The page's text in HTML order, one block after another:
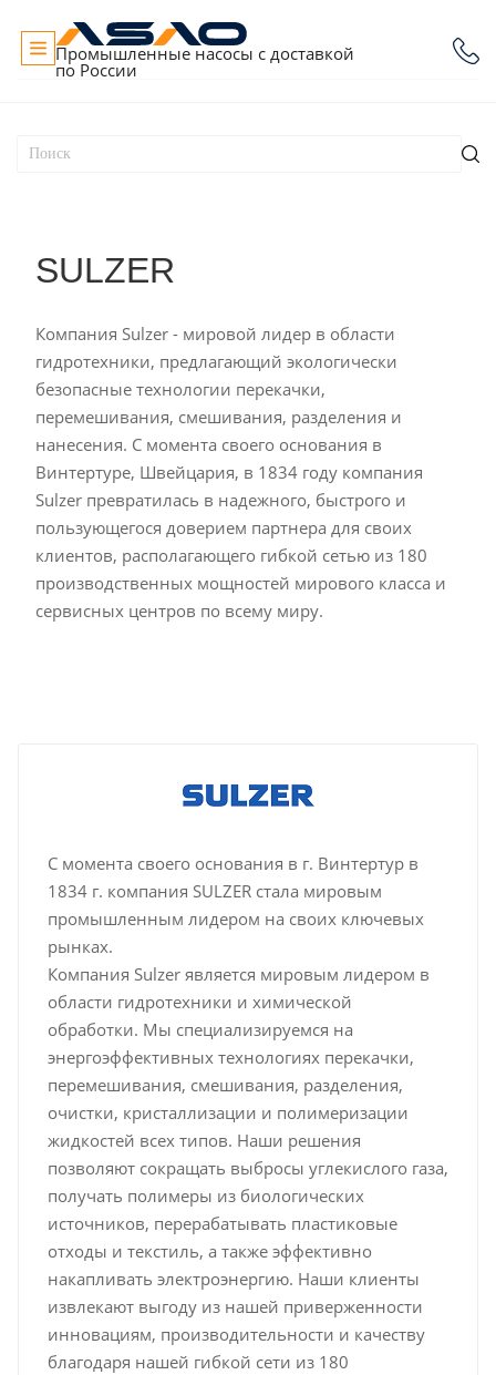
Промышленные насосы с доставкой
по России
SULZER
Компания Sulzer - мировой лидер в области
гидротехники, предлагающий экологически
безопасные технологии перекачки,
перемешивания, смешивания, разделения и
нанесения. С момента своего основания в
Винтертуре, Швейцария, в 1834 году компания
Sulzer превратилась в надежного, быстрого и
пользующегося доверием партнера для своих
клиентов, располагающего гибкой сетью из 180
производственных мощностей мирового класса и
сервисных центров по всему миру.
С момента своего основания в г. Винтертур в
1834 г. компания SULZER стала мировым
промышленным лидером на своих ключевых
рынках.
Компания Sulzer является мировым лидером в
области гидротехники и химической
обработки. Мы специализируемся на
энергоэффективных технологиях перекачки,
перемешивания, смешивания, разделения,
очистки, кристаллизации и полимеризации
жидкостей всех типов. Наши решения
позволяют сокращать выбросы углекислого газа,
получать полимеры из биологических
источников, перерабатывать пластиковые
отходы и текстиль, а также эффективно
накапливать электроэнергию. Наши клиенты
извлекают выгоду из нашей приверженности
инновациям, производительности и качеству
благодаря нашей гибкой сети из 180